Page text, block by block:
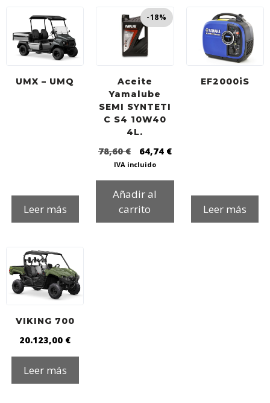
o
k
r
UMX – UMQ
Leer más
-18%
Aceite
Yamalube
SEMI SYNTETI
C S4 10W40
4L.
78,60€ 64,74 €
IVA incluido
Añadir al
carrito
EF2000iS
Leer más
VIKING 700
20.123,00 €
Leer más